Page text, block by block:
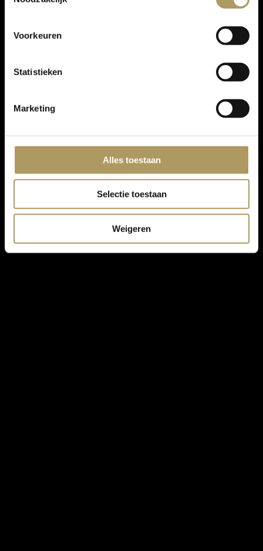
Voorkeuren
Statistieken
Marketing
Alles toestaan
Selectie toestaan
Weigeren